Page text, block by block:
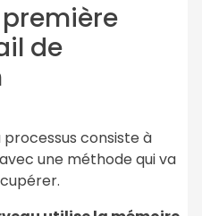
première
de
consiste à
une méthode qui va